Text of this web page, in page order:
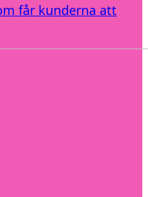
får kunderna att